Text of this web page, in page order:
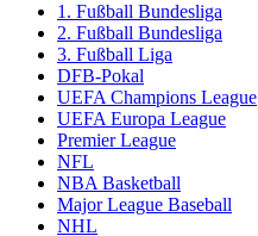
1. Fußball Bundesliga
2. Fußball Bundesliga
3. Fußball Liga
DFB-Pokal
UEFA Champions League
UEFA Europa League
Premier League
NFL
NBA Basketball
Major League Baseball
NHL